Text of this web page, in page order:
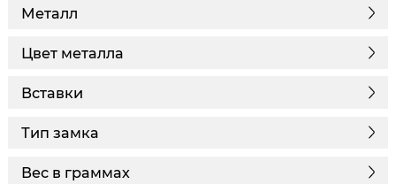
Металл
Цвет металла
Вставки
Тип замка
Вес в граммах